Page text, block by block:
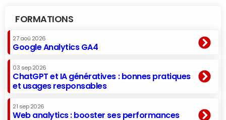
FORMATIONS
27 aoû 2026
Google Analytics GA4
03 sep 2026
ChatGPT et IA génératives : bonnes pratiques
et usages responsables
21 sep 2026
Web analytics : booster ses performances